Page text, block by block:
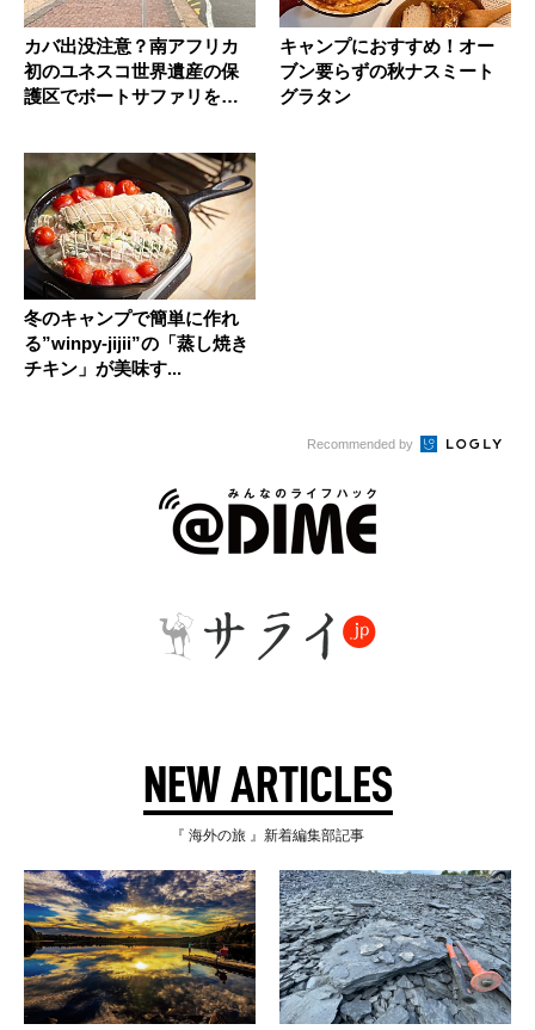
カバ出没注意？南アフリカ
初のユネスコ世界遺産の保
護区でボートサファリを満
キャンプにおすすめ！オー
ブン要らずの秋ナスミート
グラタン
冬のキャンプで簡単に作れ
る”winpy-jijii”の「蒸し焼き
チキン」が美味す...
Recommended by
NEW ARTICLES
『 海外の旅 』新着編集部記事